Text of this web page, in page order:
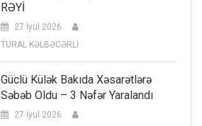
RƏYİ
27 İyul 2026
TURAL KƏLBƏCƏRLİ
Güclü Külək Bakıda Xəsarətlərə
Səbəb Oldu – 3 Nəfər Yaralandı
27 İyul 2026